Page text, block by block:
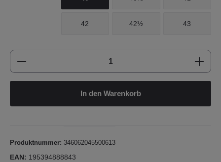
42 42½ 43
Produkt Anzahl: Gib den gewünschten
In den Warenkorb
Produktnummer: 346062045500613
EAN: 195394888843